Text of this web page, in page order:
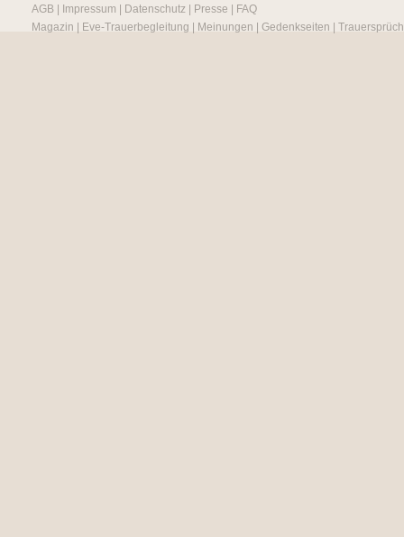
AGB
Impressum Datenschutz Presse
FAQ
Magazin
Eve-Trauerbegleitung Meinungen Gedenkseiten